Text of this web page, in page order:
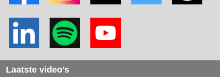
Laatste video's